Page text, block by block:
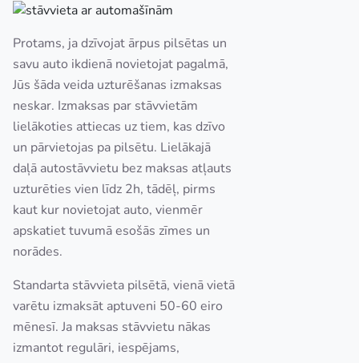
Protams, ja dzīvojat ārpus pilsētas un
savu auto ikdienā novietojat pagalmā,
Jūs šāda veida uzturēšanas izmaksas
neskar. Izmaksas par stāvvietām
lielākoties attiecas uz tiem, kas dzīvo
un pārvietojas pa pilsētu. Lielākajā
daļā autostāvvietu bez maksas atļauts
uzturēties vien līdz 2h, tādēļ, pirms
kaut kur novietojat auto, vienmēr
apskatiet tuvumā esošās zīmes un
norādes.
Standarta stāvvieta pilsētā, vienā vietā
varētu izmaksāt aptuveni 50-60 eiro
mēnesī. Ja maksas stāvvietu nākas
izmantot regulāri, iespējams,